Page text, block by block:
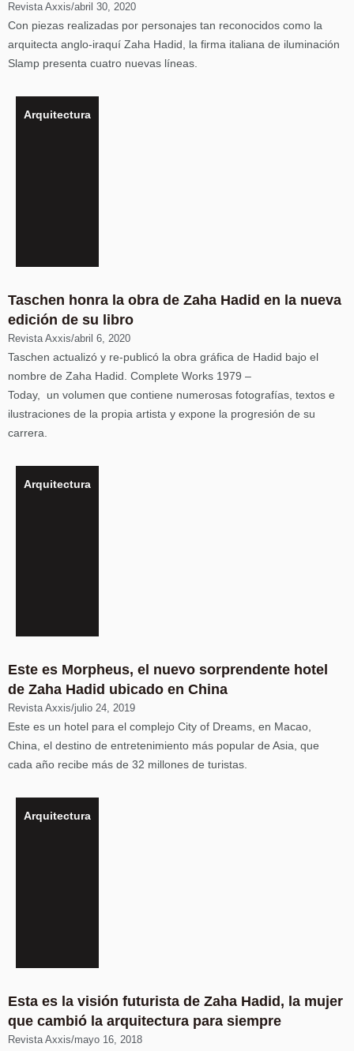
Revista Axxis/abril 30, 2020
Con piezas realizadas por personajes tan reconocidos como la
arquitecta anglo-iraquí Zaha Hadid, la firma italiana de iluminación
Slamp presenta cuatro nuevas líneas.
Arquitectura
Taschen honra la obra de Zaha Hadid en la nueva
edición de su libro
Revista Axxis/abril 6, 2020
Taschen actualizó y re-publicó la obra gráfica de Hadid bajo el
nombre de Zaha Hadid. Complete Works 1979 –
Today, un volumen que contiene numerosas fotografías, textos e
ilustraciones de la propia artista y expone la progresión de su
carrera.
Arquitectura
Este es Morpheus, el nuevo sorprendente hotel
de Zaha Hadid ubicado en China
Revista Axxis/julio 24, 2019
Este es un hotel para el complejo City of Dreams, en Macao,
China, el destino de entretenimiento más popular de Asia, que
cada año recibe más de 32 millones de turistas.
Arquitectura
Esta es la visión futurista de Zaha Hadid, la mujer
que cambió la arquitectura para siempre
Revista Axxis/mayo 16, 2018